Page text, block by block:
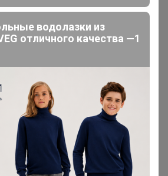
👍
местами фото. надпись эту
синий - тот что светлее
водолазки из
отличного качества —1